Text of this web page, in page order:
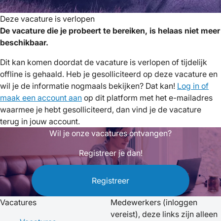
Deze vacature is verlopen
De vacature die je probeert te bereiken, is helaas niet meer
beschikbaar.
Dit kan komen doordat de vacature is verlopen of tijdelijk
offline is gehaald. Heb je gesolliciteerd op deze vacature en
wil je de informatie nogmaals bekijken? Dat kan! Log in of
maak een account aan op dit platform met het e-mailadres
waarmee je hebt gesolliciteerd, dan vind je de vacature
terug in jouw account.
Wil je onze vacatures ontvangen?
Registreer je dan!
Registreer
Vacatures
Medewerkers (inloggen
vereist), deze links zijn alleen